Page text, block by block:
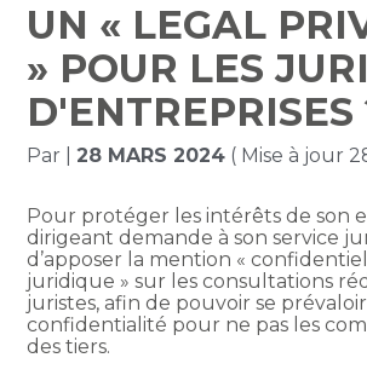
UN « LEGAL
» POUR LES
D'ENTREPRISES
Par |28 MARS 2024 ( Mise à jour
Pour protéger les intérêts de son
dirigeant demande à son service
d’apposer la mention «
juridique » sur les consultations
juristes, afin de pouvoir se
confidentialité pour ne pas les
des tiers.